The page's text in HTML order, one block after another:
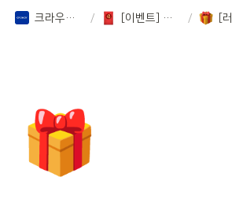
크라우디 증권 Notion / [이벤트] 페이백 이벤트 등 /
🎁